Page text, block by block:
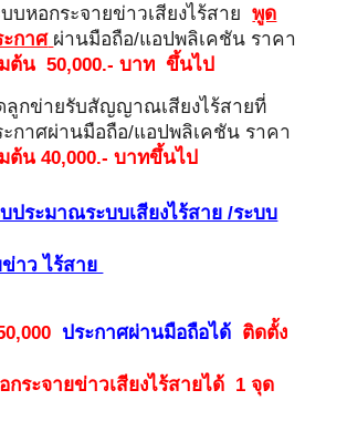
บบหอกระจายข่าวเสียงไร้สายพูด
กาศ ผ่านมือถือ/แอปพลิเคชัน ราคา
มต้น 50,000.- บาท ขึ้นไป
ลูกข่ายรับสัญญาณเสียงไร้สายที่
ะกาศผ่านมือถือ/แอปพลิเคชัน ราคา
มต้น 40,000.- บาทขึ้นไป
ประมาณระบบเสียงไร้สาย /ระบบ
าว ไร้สาย
ประกาศผ่านมือถือได้ ติดตั้ง
กระจายข่าวเสียงไร้สายได้ 1 จุด